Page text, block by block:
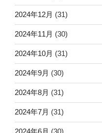
2024年12月 (31)
2024年11月 (30)
2024年10月 (31)
2024年9月 (30)
2024年8月 (31)
2024年7月 (31)